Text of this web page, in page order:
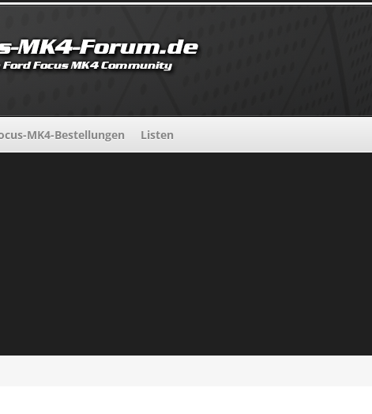
MK4-Bestellungen Listen